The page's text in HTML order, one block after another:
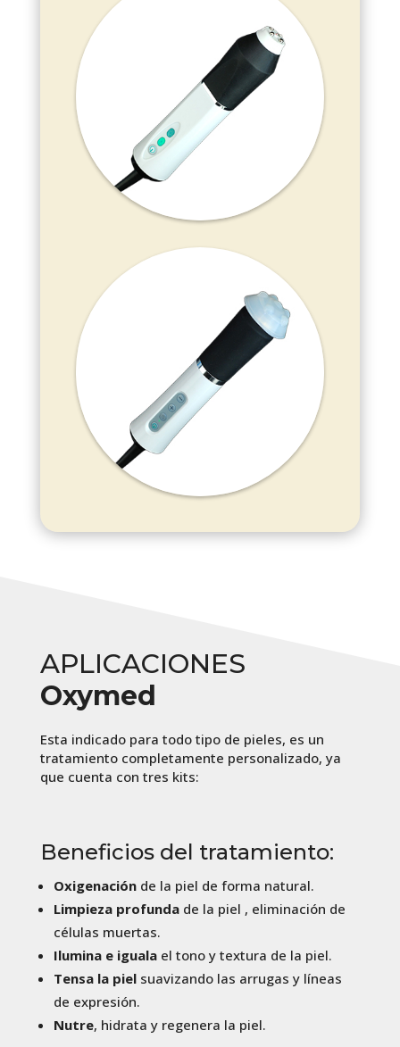
APLICACIONES
Oxymed
Esta indicado para todo tipo de pieles, es un
tratamiento completamente personalizado, ya
que cuenta con tres kits:
Beneficios del tratamiento:
Oxigenaciónde la piel de forma natural.
Limpieza profundade la piel , eliminación de
células muertas.
Ilumina e igualael tono y textura de la piel.
Tensa la pielsuavizando las arrugas y líneas
de expresión.
Nutre, hidrata y regenera la piel.